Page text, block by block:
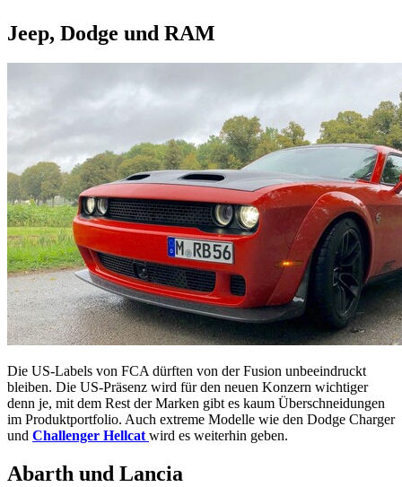
Jeep, Dodge und RAM
Die US-Labels von FCA dürften von der Fusion unbeeindruckt
bleiben. Die US-Präsenz wird für den neuen Konzern wichtiger
denn je, mit dem Rest der Marken gibt es kaum Überschneidungen
im Produktportfolio. Auch extreme Modelle wie den Dodge Charger
und Challenger Hellcat wird es weiterhin geben.
Abarth und Lancia